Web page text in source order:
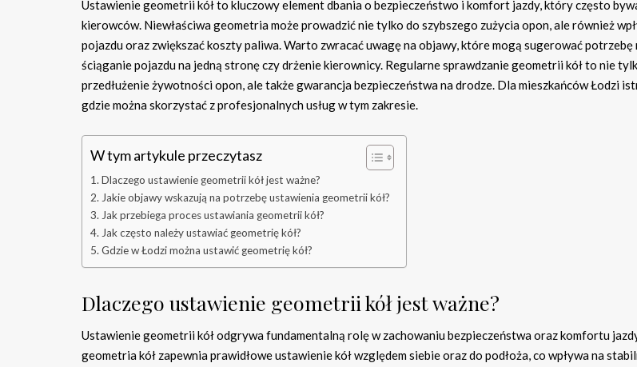
Ustawienie geometrii kół to kluczowy element dbania o bezpieczeństwo i komfort jazdy, który często
kierowców. Niewłaściwa geometria może prowadzić nie tylko do szybszego zużycia opon, ale również
pojazdu oraz zwiększać koszty paliwa. Warto zwracać uwagę na objawy, które mogą sugerować
ściąganie pojazdu na jedną stronę czy drżenie kierownicy. Regularne sprawdzanie geometrii kół to nie
przedłużenie żywotności opon, ale także gwarancja bezpieczeństwa na drodze. Dla mieszkańców Łodzi
gdzie można skorzystać z profesjonalnych usług w tym zakresie.
W tym artykule przeczytasz
Dlaczego ustawienie geometrii kół jest ważne?
Jakie objawy wskazują na potrzebę ustawienia geometrii kół?
Jak przebiega proces ustawiania geometrii kół?
Jak często należy ustawiać geometrię kół?
Gdzie w Łodzi można ustawić geometrię kół?
Dlaczego ustawienie geometrii kół jest ważne?
Ustawienie geometrii kół odgrywa fundamentalną rolę w zachowaniu bezpieczeństwa oraz komfortu
geometria kół zapewnia prawidłowe ustawienie kół względem siebie oraz do podłoża, co wpływa na